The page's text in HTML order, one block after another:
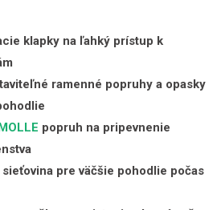
klapky na ľahký prístup k
ramenné popruhy a opasky
popruh na pripevnenie
pre väčšie pohodlie počas